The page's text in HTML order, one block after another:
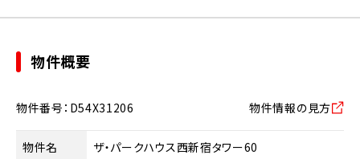
物件概要
物件番号：D54X31206 物件情報の見方
物件名 ザ・パークハウス西新宿タワー60